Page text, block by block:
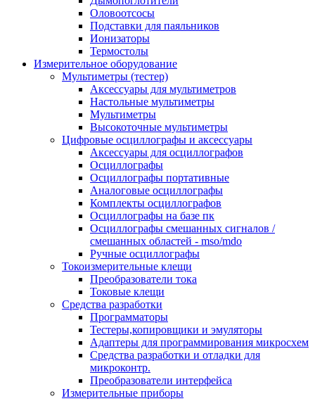
Оловоотсосы
Подставки для паяльников
Ионизаторы
Термостолы
Измерительное оборудование
Мультиметры (тестер)
Аксессуары для мультиметров
Настольные мультиметры
Мультиметры
Высокоточные мультиметры
Цифровые осциллографы и аксессуары
Аксессуары для осциллографов
Осциллографы
Осциллографы портативные
Аналоговые осциллографы
Комплекты осциллографов
Осциллографы на базе пк
Осциллографы смешанных сигналов /
смешанных областей - mso/mdo
Ручные осциллографы
Токоизмерительные клещи
Преобразователи тока
Токовые клещи
Средства разработки
Программаторы
Тестеры,копировщики и эмуляторы
Адаптеры для программирования микросхем
Cредства разработки и отладки для
микроконтр.
Преобразователи интерфейса
Измерительные приборы